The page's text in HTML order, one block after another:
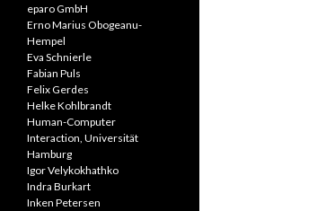
eparo GmbH
Erno Marius Obogeanu-
Hempel
Eva Schnierle
Fabian Puls
Felix Gerdes
Helke Kohlbrandt
Human-Computer
Interaction, Universität
Hamburg
Igor Velykokhathko
Indra Burkart
Inken Petersen